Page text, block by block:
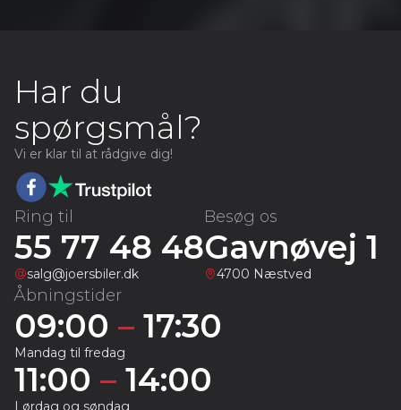
Har du
spørgsmål?
Vi er klar til at rådgive dig!
Ring til
55 77 48 48
salg@joersbiler.dk
Besøg os
Gavnøvej 1
4700 Næstved
Åbningstider
09:00 – 17:30
Mandag til fredag
11:00 – 14:00
Lørdag og søndag